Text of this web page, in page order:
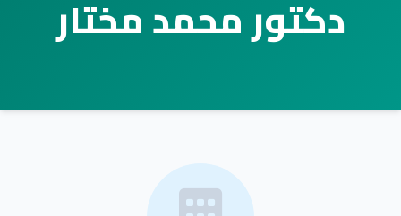
دكتور محمد مختار